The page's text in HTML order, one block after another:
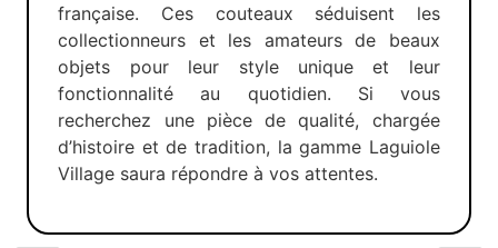
française. Ces couteaux séduisent les
collectionneurs et les amateurs de beaux
objets pour leur style unique et leur
fonctionnalité au quotidien. Si vous
recherchez une pièce de qualité, chargée
d’histoire et de tradition, la gamme Laguiole
Village saura répondre à vos attentes.